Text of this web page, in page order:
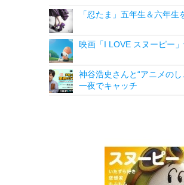
「忍たま」五年生＆六年
映画「I LOVE スヌーピー
神谷浩史さんと“アニメの
一夜でキャッチ